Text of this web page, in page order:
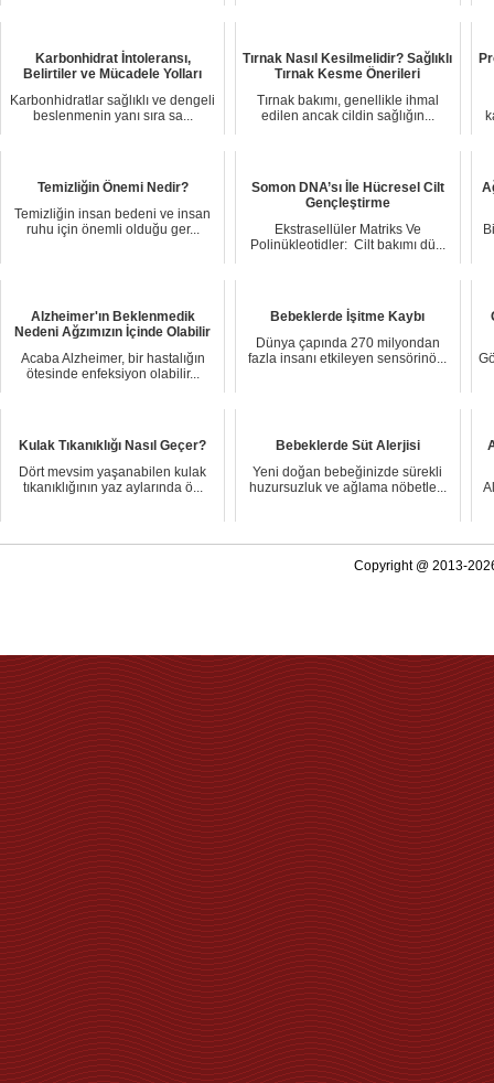
Karbonhidrat İntoleransı,
Belirtiler ve Mücadele Yolları
Karbonhidratlar sağlıklı ve dengeli
beslenmenin yanı sıra sa...
Tırnak Nasıl Kesilmelidir? Sağlıklı
Tırnak Kesme Önerileri
Tırnak bakımı, genellikle ihmal
edilen ancak cildin sağlığın...
Temizliğin Önemi Nedir?
Temizliğin insan bedeni ve insan
ruhu için önemli olduğu ger...
Somon DNA’sı İle Hücresel Cilt
Gençleştirme
Ekstrasellüler Matriks Ve
Polinükleotidler: Cilt bakımı dü...
Alzheimer'ın Beklenmedik
Nedeni Ağzımızın İçinde Olabilir
Acaba Alzheimer, bir hastalığın
ötesinde enfeksiyon olabilir...
Bebeklerde İşitme Kaybı
Dünya çapında 270 milyondan
fazla insanı etkileyen sensörinö...
Kulak Tıkanıklığı Nasıl Geçer?
Dört mevsim yaşanabilen kulak
tıkanıklığının yaz aylarında ö...
Bebeklerde Süt Alerjisi
Yeni doğan bebeğinizde sürekli
huzursuzluk ve ağlama nöbetle...
Copyright @ 2013-